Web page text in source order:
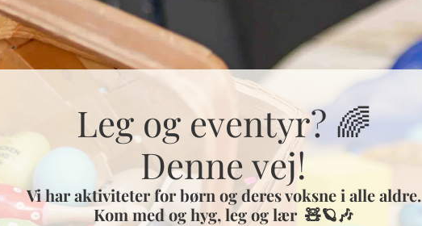
Leg og eventyr? 🌈
Denne vej!
Vi har aktiviteter for børn og deres voksne i alle aldre.
Kom med og hyg, leg og lær 🧸🪐🎶